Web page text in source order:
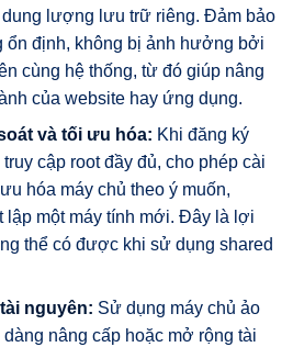
dung lượng lưu trữ riêng. Đảm bảo
ổn định, không bị ảnh hưởng bởi
cùng hệ thống, từ đó giúp nâng
của website hay ứng dụng.
và tối ưu hóa: Khi đăng ký
cập root đầy đủ, cho phép cài
hóa máy chủ theo ý muốn,
lập một máy tính mới. Đây là lợi
thể có được khi sử dụng shared
nguyên: Sử dụng máy chủ ảo
nâng cấp hoặc mở rộng tài